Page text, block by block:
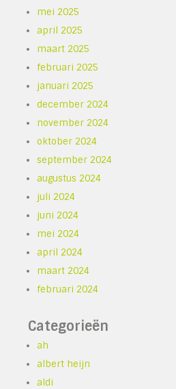
mei 2025
april 2025
maart 2025
februari 2025
januari 2025
december 2024
november 2024
oktober 2024
september 2024
augustus 2024
juli 2024
juni 2024
mei 2024
april 2024
maart 2024
februari 2024
Categorieën
ah
albert heijn
aldi